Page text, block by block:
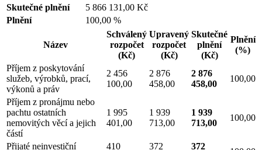
Skutečné plnění
5 866 131,00 Kč
Plnění
100,00 %
Název
Schválený
rozpočet
(Kč)
Upravený
rozpočet
(Kč)
Skutečné
plnění
(Kč)
Plnění
(%)
Příjem z poskytování
služeb, výrobků, prací,
výkonů a práv
2 456
100,00
2 876
458,00
2 876
458,00
100,00
Příjem z pronájmu nebo
pachtu ostatních
nemovitých věcí a jejich
částí
1 995
401,00
1 939
713,00
1 939
713,00
100,00
Přijaté neinvestiční
410
372
372